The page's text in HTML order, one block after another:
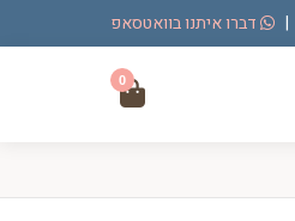
| דברו איתנו בוואטסאפ
0